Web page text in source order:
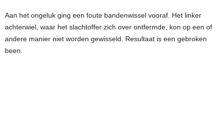
Aan het ongeluk ging een foute bandenwissel vooraf. Het linker
achterwiel, waar het slachtoffer zich over ontfermde, kon op een of
andere manier niet worden gewisseld. Resultaat is een gebroken
been.